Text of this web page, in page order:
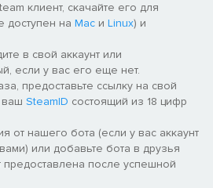
в новом режиме бесконечной
like сочетаются с серьезным
клиент, скачайте его для
доступен на Mac и Linux) и
в свой аккаунт или
если у вас его еще нет.
предоставьте ссылку на свой
ваш SteamID состоящий из 18 цифр
от нашего бота (если у вас аккаунт
или добавьте бота в друзья
предоставлена после успешной